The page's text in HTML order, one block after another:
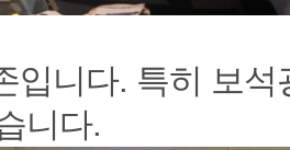
입니다. 특히 보
니다.